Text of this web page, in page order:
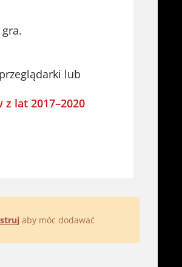
lub
lat 2017–2020
aby móc dodawać